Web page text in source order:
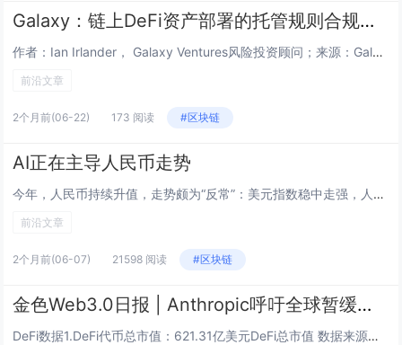
Galaxy：链上DeFi资产部署的托管规则合规要求
作者：Ian Irlander， Galaxy Ventures风险投资顾问；来源：Galaxy Digital；编译：Shaw，喜来顺财经随着投资行为逐步向链上迁移，注册投资顾问（简称 RIA）正面临联邦托管监管框架与去中心化金融（DeF...
前沿文章
2个月前(06-22) 173 阅读 #区块链
AI正在主导人民币走势
今年，人民币持续升值，走势颇为“反常”：美元指数稳中走强，人民币兑美元也走强，打破长期以来的“跷跷板”关系；美元走强，非美元货币纷纷走弱，人民币兑美元升值，导致人民币一篮子汇率（BIS）快速上升，兑欧元、日元、韩元、卢比、越南盾均升值。人民...
前沿文章
2个月前(06-07) 21598 阅读 #区块链
金色Web3.0日报 | Anthropic呼吁全球暂缓前沿AI研发
DeFi数据1.DeFi代币总市值：621.31亿美元DeFi总市值 数据来源：coingecko2.过去24小时去中心化交易所的交易量63.5美元过去24小时去中心化交易所的交易量 数据来源：coingecko3.DeFi中锁定资产：71...